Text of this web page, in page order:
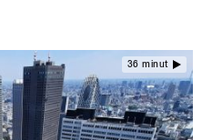
36 minut